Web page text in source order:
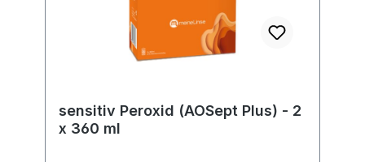
sensitiv Peroxid (AOSept Plus) - 2
x 360 ml